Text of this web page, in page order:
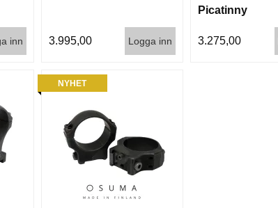
inn 3.995,00 Logga inn
Picatinny
3.275,00
NYHET